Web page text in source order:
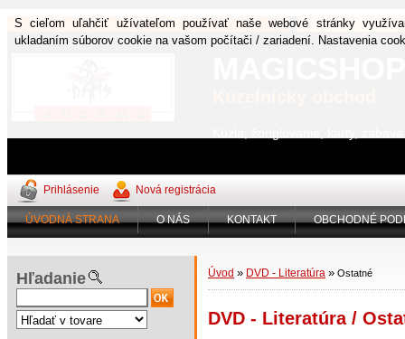
S cieľom uľahčiť užívateľom používať naše webové stránky
ukladaním súborov cookie na vašom počítači / zariadení. Nastavenia
Prihlásenie Nová registrácia
ÚVODNÁ STRANA O NÁS KONTAKT OBCHODNÉ
Hľadanie Úvod » DVD - Literatúra » Ostatné
DVD - Literatúra /